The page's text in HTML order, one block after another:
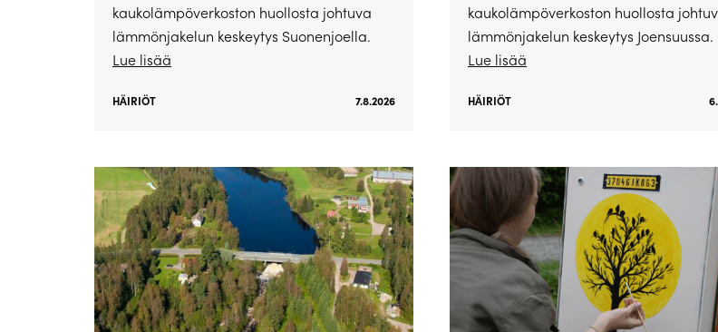
kaukolämpöverkoston huollosta johtuva
lämmönjakelun keskeytys Suonenjoella.
Lue lisää
HÄIRIÖT 7.8.2026
kaukolämpöverkoston huollosta
lämmönjakelun keskeytys Joensuussa.
Lue lisää
HÄIRIÖT